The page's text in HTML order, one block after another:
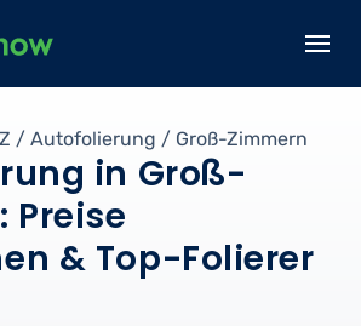
/ Autofolierung / Groß-Zimmern
in Groß-
Preise
& Top-Folierer